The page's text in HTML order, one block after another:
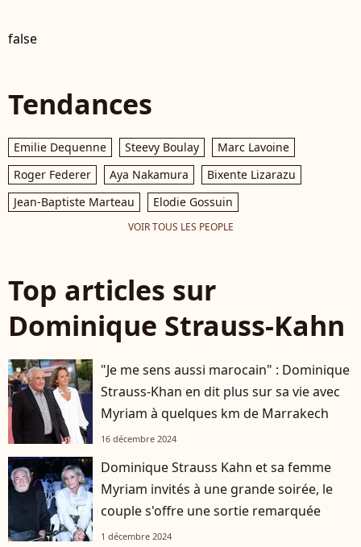
false
Tendances
Emilie Dequenne Steevy Boulay
Marc Lavoine
Roger Federer
Aya Nakamura
Bixente Lizarazu
Jean-Baptiste Marteau
Elodie Gossuin
VOIR TOUS LES PEOPLE
Top articles sur
Dominique Strauss-Kahn
"Je me sens aussi marocain" : Dominique
Strauss-Khan en dit plus sur sa vie avec
Myriam à quelques km de Marrakech
16 décembre 2024
Dominique Strauss Kahn et sa femme
Myriam invités à une grande soirée, le
couple s'offre une sortie remarquée
1 décembre 2024